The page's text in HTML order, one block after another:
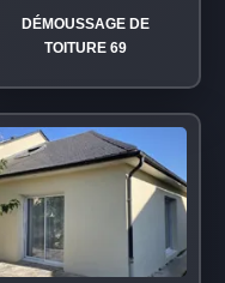
DÉMOUSSAGE DE
TOITURE 69